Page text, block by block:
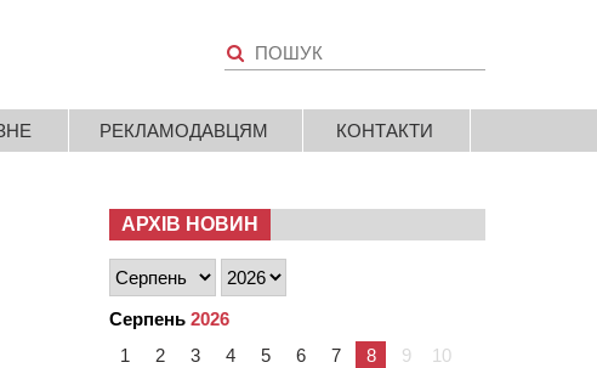
РЕКЛАМОДАВЦЯМ КОНТАКТИ
АРХІВ НОВИН
Серпень 2026
1
2 3 4 5 6 7 8 9
10